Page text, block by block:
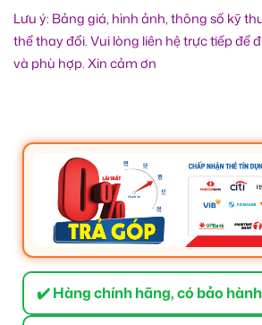
Lưu ý: Bảng giá, hình ảnh, thông số kỹ
thể thay đổi. Vui lòng liên hệ trực tiếp để
và phù hợp. Xin cảm ơn
✔️ Hàng chính hãng, có bảo hành